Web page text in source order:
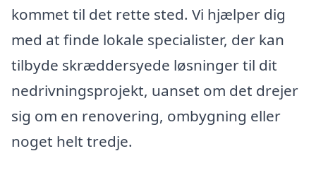
kommet til det rette sted. Vi hjælper dig
med at finde lokale specialister, der kan
tilbyde skræddersyede løsninger til dit
nedrivningsprojekt, uanset om det drejer
sig om en renovering, ombygning eller
noget helt tredje.